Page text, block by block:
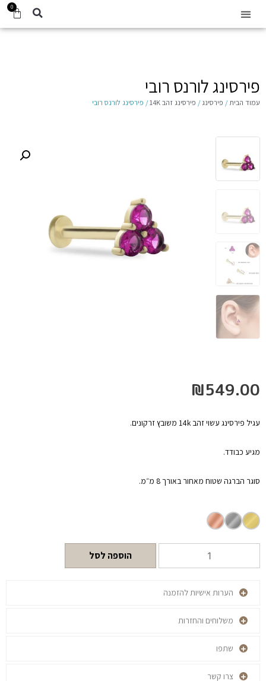
0
פירסינג לורנס רובי
עמוד הבית/ פירסינג/ פירסינג זהב 14K / פירסינג לורנס רובי
₪549.00
עגיל פירסינג עשוי זהב 14k משובץ זרקונים.
מגיע כבודד.
סוגר הברגה שטוח מאחור באורך 8 מ״מ.
הוספה לסל
הערות אישיות להזמנה
משלוחים והחזרות
שתפו
צרו קשר